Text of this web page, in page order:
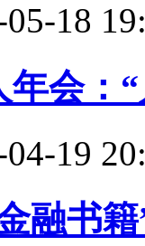
18
年会
19
融书